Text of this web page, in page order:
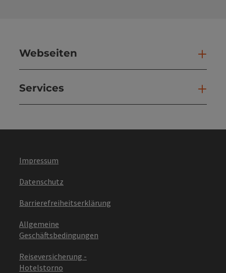
Webseiten
Services
Impressum
Datenschutz
Barrierefreiheitserklärung
Allgemeine
Geschäftsbedingungen
Reiseversicherung -
Hotelstorno